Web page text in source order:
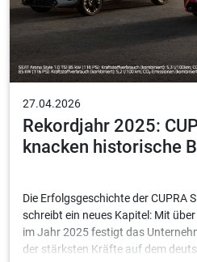
27.04.2026
Rekordjahr 2025:
knacken historische
Die Erfolgsgeschichte der CUPRA
schreibt ein neues Kapitel: Mit
im Jahr 2025 festigt das
der stärksten Kräfte auf dem